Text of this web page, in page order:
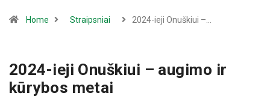
Home Straipsniai 2024-ieji Onuškiui –…
2024-ieji Onuškiui – augimo ir
kūrybos metai